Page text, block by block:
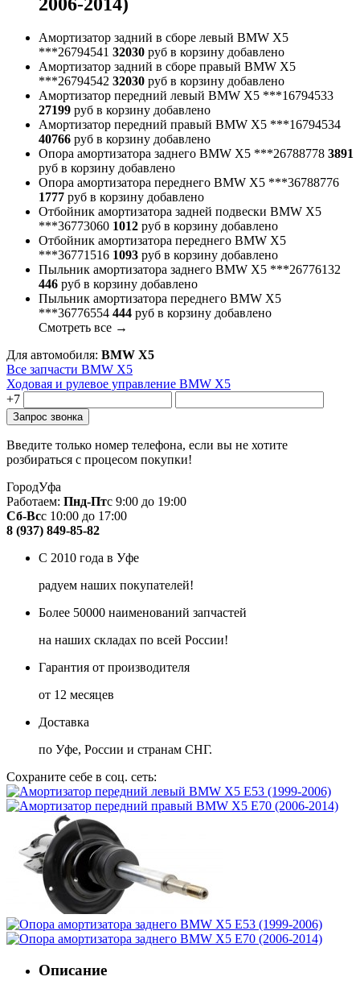
Амортизатор задний в сборе левый BMW X5
***26794541 32030 руб в корзину добавлено
Амортизатор задний в сборе правый BMW X5
***26794542 32030 руб в корзину добавлено
Амортизатор передний левый BMW X5 ***16794533
27199 руб в корзину добавлено
Амортизатор передний правый BMW X5 ***16794534
40766 руб в корзину добавлено
Опора амортизатора заднего BMW X5 ***26788778 3891
руб в корзину добавлено
Опора амортизатора переднего BMW X5 ***36788776
1777 руб в корзину добавлено
Отбойник амортизатора задней подвески BMW X5
***36773060 1012 руб в корзину добавлено
Отбойник амортизатора переднего BMW X5
***36771516 1093 руб в корзину добавлено
Пыльник амортизатора заднего BMW X5 ***26776132
446 руб в корзину добавлено
Пыльник амортизатора переднего BMW X5
***36776554 444 руб в корзину добавлено
Cмотреть все →
Для автомобиля: BMW X5
Все запчасти BMW X5
Ходовая и рулевое управление BMW X5
+7
Введите только номер телефона, если вы не хотите
розбираться с процесом покупки!
ГородУфа
Работаем: Пнд-Птс 9:00 до 19:00
Сб-Всс 10:00 до 17:00
8 (937) 849-85-82
С 2010 года в Уфе
радуем наших покупателей!
Более 50000 наименований запчастей
на наших складах по всей России!
Гарантия от производителя
от 12 месяцев
Доставка
по Уфе, России и странам СНГ.
Сохраните себе в соц. сеть:
Описание